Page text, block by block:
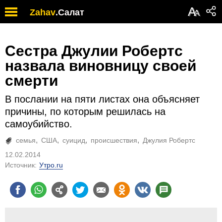
Zahav.Салат АА
Сестра Джулии Робертс
назвала виновницу своей
смерти
В послании на пяти листах она объясняет
причины, по которым решилась на
самоубийство.
семья США суицид происшествия
Джулия Робертс
12.02.2014
Источник: Утро.ru